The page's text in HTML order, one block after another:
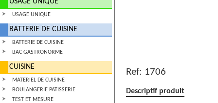
USAGE UNIQUE
BATTERIE DE CUISINE
BATTERIE DE CUISINE
BAC GASTRONORME
CUISINE
MATERIEL DE CUISINE
BOULANGERIE PATISSERIE
TEST ET MESURE
Ref: 1706
Descriptif produit